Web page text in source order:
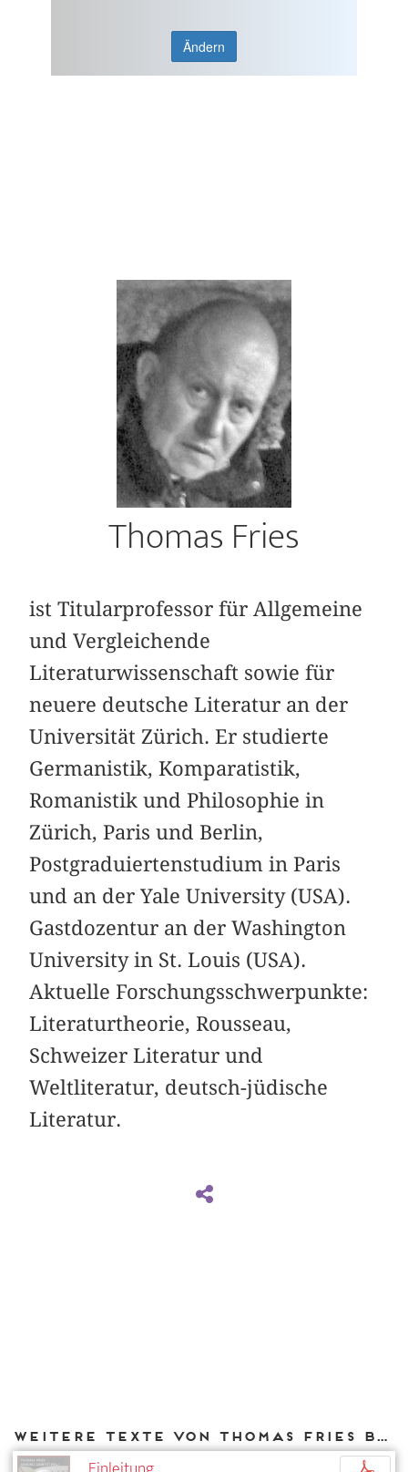
Ändern
Thomas Fries
ist Titularprofessor für Allgemeine
und Vergleichende
Literaturwissenschaft sowie für
neuere deutsche Literatur an der
Universität Zürich. Er studierte
Germanistik, Komparatistik,
Romanistik und Philosophie in
Zürich, Paris und Berlin,
Postgraduiertenstudium in Paris
und an der Yale University (USA).
Gastdozentur an der Washington
University in St. Louis (USA).
Aktuelle Forschungsschwerpunkte:
Literaturtheorie, Rousseau,
Schweizer Literatur und
Weltliteratur, deutsch-jüdische
Literatur.
Weitere Texte von Thomas Fries bei DIAPHANES